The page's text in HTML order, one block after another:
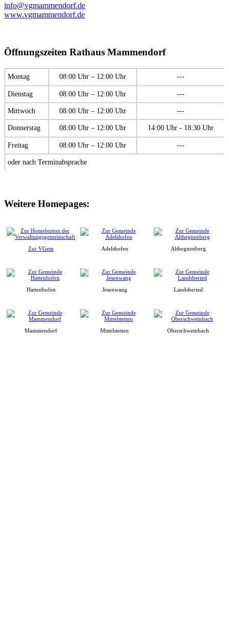
info@vgmammendorf.de
www.vgmammendorf.de
Öffnungszeiten Rathaus Mammendorf
Montag 08:00 Uhr – 12:00 Uhr ---
Dienstag 08:00 Uhr – 12:00 Uhr ---
Mittwoch 08:00 Uhr – 12:00 Uhr ---
Donnerstag 08:00 Uhr – 12:00 Uhr 14:00 Uhr - 18:30 Uhr
Freitag 08:00 Uhr – 12:00 Uhr ---
oder nach Terminabsprache
Weitere Homepages:
Zur VGem Adelshofen Althegnenberg
Hattenhofen Jesenwang Landsberied
Mammendorf Mittelstetten Oberschweinbach